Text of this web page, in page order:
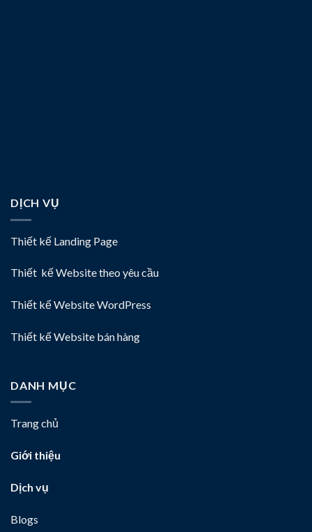
DỊCH VỤ
Thiết kế Landing Page
Thiết kế Website theo yêu cầu
Thiết kế Website WordPress
Thiết kế Website bán hàng
DANH MỤC
Trang chủ
Giới thiệu
Dịch vụ
Blogs